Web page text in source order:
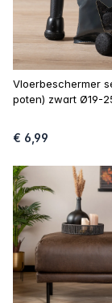
Vloerbeschermer
poten) zwart Ø19-
€ 6,99